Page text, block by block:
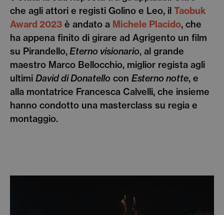
che agli attori e registi Golino e Leo, il Taobuk
Award 2023 è andato a Michele Placido, che
ha appena finito di girare ad Agrigento un film
su Pirandello,Eterno visionario, al grande
maestro Marco Bellocchio, miglior regista agli
ultimi David di Donatello con Esterno notte, e
alla montatrice Francesca Calvelli, che insieme
hanno condotto una masterclass su regia e
montaggio.